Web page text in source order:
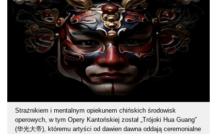
Strażnikiem i mentalnym opiekunem chińskich środowisk
operowych, w tym Opery Kantońskiej został „Trójoki Hua Guang”
(华光大帝), któremu artyści od dawien dawna oddają ceremonialne